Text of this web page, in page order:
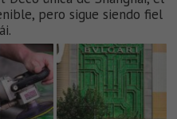
pero sigue siendo fiel